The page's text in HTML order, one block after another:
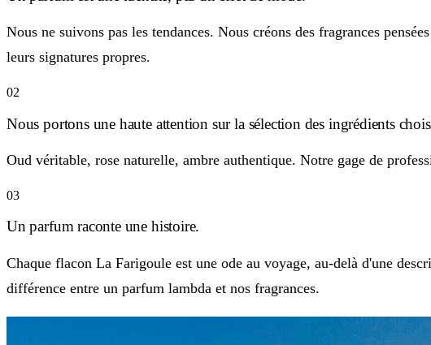
Nous ne suivons pas les tendances. Nous créons des fragrances
leurs signatures propres.
02
Nous portons une haute attention sur la sélection des ingrédients
Oud véritable, rose naturelle, ambre authentique. Notre gage de
03
Un parfum raconte une histoire.
Chaque flacon La Farigoule est une ode au voyage, au-delà d'une
différence entre un parfum lambda et nos fragrances.